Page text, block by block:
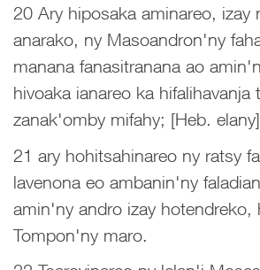
20 Ary hiposaka aminareo, izay
anarako, ny Masoandron'ny
manana fanasitranana ao
hivoaka ianareo ka hifalihavanja
zanak'omby mifahy; [Heb. elany]
21 ary hohitsahinareo ny ratsy
lavenona eo ambanin'ny
amin'ny andro izay hotendreko,
Tompon'ny maro.